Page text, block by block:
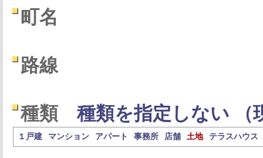
町名
路線
種類 種類を指定しない （
１戸建 マンション アパート 事務所 店舗 土地 テラスハウス